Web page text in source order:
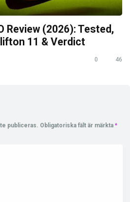
Review (2026): Tested,
11 & Verdict
0 46
publiceras. Obligatoriska fält är märkta *